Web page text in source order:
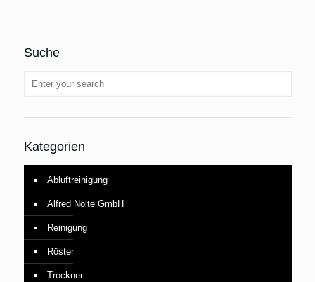
Suche
Kategorien
Abluftreinigung
Alfred Nolte GmbH
Reinigung
Röster
Trockner